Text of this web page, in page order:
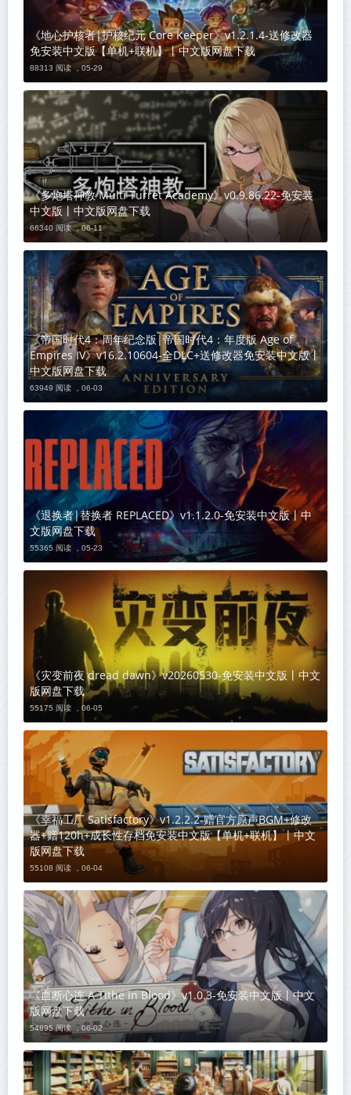
《地心护核者|护核纪元 Core Keeper》v1.2.1.4-送修改器
免安装中文版【单机+联机】丨中文版网盘下载
88313 阅读 ，05-29
《多炮塔神教 Multi Turret Academy》v0.9.86.22-免安装
中文版丨中文版网盘下载
66340 阅读 ，06-11
《帝国时代4：周年纪念版|帝国时代4：年度版 Age of
Empires IV》v16.2.10604-全DLC+送修改器免安装中文版丨
中文版网盘下载
63949 阅读 ， 06-03
《退换者|替换者 REPLACED》v1.1.2.0-免安装中文版丨中
文版网盘下载
55365 阅读 ， 05-23
《灾变前夜 dread dawn》v20260530-免安装中文版丨中文
版网盘下载
55175 阅读 ， 06-05
《幸福工厂 Satisfactory》v1.2.2.2-赠官方原声BGM+修改
器+赠120h+成长性存档免安装中文版【单机+联机】丨中文
版网盘下载
55108 阅读 ， 06-04
《血断心连 A Tithe in Blood》v1.0.3-免安装中文版丨中文
版网盘下载
54895 阅读 ， 06-02